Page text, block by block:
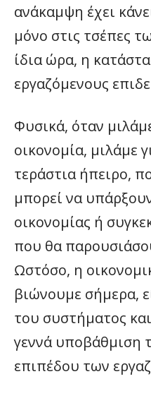
ανάκαμψη έχει
μόνο στις τσέπες
ίδια ώρα, η
εργαζόμενους
Φυσικά, όταν
οικονομία, μιλάμε
τεράστια ήπειρο,
μπορεί να
οικονομίας ή
που θα
Ωστόσο, η
βιώνουμε σήμερα,
του συστήματος
γεννά υποβάθμιση
επιπέδου των